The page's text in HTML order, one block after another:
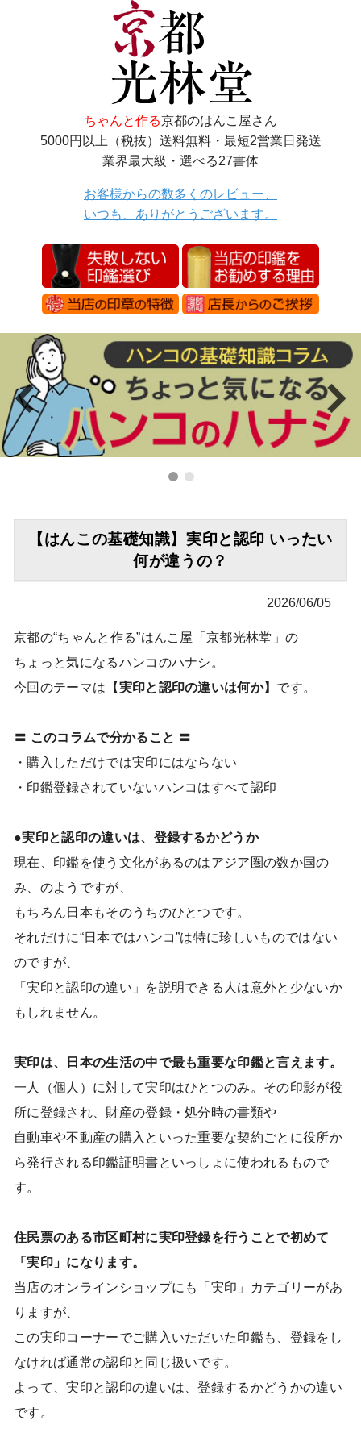
ちゃんと作る京都のはんこ屋さん
5000円以上（税抜）送料無料・最短2営業日発送
業界最大級・選べる27書体
お客様からの数多くのレビュー、
いつも、ありがとうございます。
【はんこの基礎知識】実印と認印 いったい
何が違うの？
2026/06/05
京都の“ちゃんと作る”はんこ屋「京都光林堂」の
ちょっと気になるハンコのハナシ。
今回のテーマは 【実印と認印の違いは何か】 です。
〓 このコラムで分かること 〓
・購入しただけでは実印にはならない
・印鑑登録されていないハンコはすべて認印
●実印と認印の違いは、登録するかどうか
現在、印鑑を使う文化があるのはアジア圏の数か国の
み、のようですが、
もちろん日本もそのうちのひとつです。
それだけに“日本ではハンコ”は特に珍しいものではない
のですが、
「実印と認印の違い」を説明できる人は意外と少ないか
もしれません。
実印は、日本の生活の中で最も重要な印鑑と言えます。
一人（個人）に対して実印はひとつのみ。その印影が役
所に登録され、財産の登録・処分時の書類や
自動車や不動産の購入といった重要な契約ごとに役所か
ら発行される印鑑証明書といっしょに使われるもので
す。
住民票のある市区町村に実印登録を行うことで初めて
「実印」になります。
当店のオンラインショップにも「実印」カテゴリーがあ
りますが、
この実印コーナーでご購入いただいた印鑑も、登録をし
なければ通常の認印と同じ扱いです。
よって、実印と認印の違いは、登録するかどうかの違い
です。